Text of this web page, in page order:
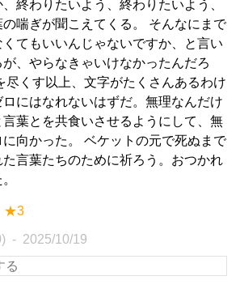
、終わりたいよう、終わりたいよう、
の喘ぎが聞こえてくる。 そんなにまで
くてもいいんじゃないですか、と言い
、やらなきゃいけなかったんだろ
尽くす以上、文字がたくさんあるわけ
ロにはなれないはずだ。無理なんだけ
言葉とを共食いさせるようにして、無
向かった。 ベケットの元で死ぬまで
た言葉たちのために祈ろう。おつかれ
★3
2025/10/19